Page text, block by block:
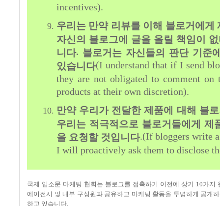
incentives).
우리는 만약 리뷰를 이해 블로거에게
자신의 블로그에 글을 올릴 책임이
니다. 블로거는 자신들의 판단 기준
있습니다(I understand that if I send
they are not obligated to comment on
products at their own discretion).
만약 우리가 전달한 제품에 대해 블
우리는 적극적으로 블로거들에게 제
을 요청할 것입니다.(If bloggers write
I will proactively ask them to disclose
국제 입소문 마케팅 협회는 블로그를 접촉하기 이전에 상기 10가지
에이전시 및 내부 구성원과 공유하고 마케팅 활동을 투명하게 공개
하고 있습니다.